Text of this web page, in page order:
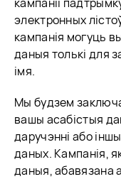
электронных
кампанія могуць
даныя толькі для
імя.
Мы будзем
вашы асабістыя
даручэнні або
даных. Кампанія,
даныя, абавязана